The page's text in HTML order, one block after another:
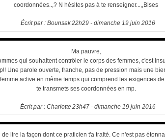
coordonnées..,? N hésites pas à te renseigner...,,Bises
Écrit par : Bounsak22h29- dimanche 19 juin 2016
Ma pauvre,
qui souhaitent contrôler le corps des femmes, c'est
Une parole ouverte, franche, pas de pression mais une
active en même temps qui comprend les exigences
te transmets ses coordonnées en mp.
Écrit par : Charlotte23h47- dimanche 19 juin 2016
lire la façon dont ce praticien t'a traité. Ce n'est pas